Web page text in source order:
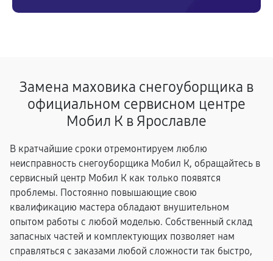
Замена маховика снегоуборщика в
официальном сервисном центре
Мобил К в Ярославле
В кратчайшие сроки отремонтируем люблю
неисправность снегоуборщика Мобил К, обращайтесь в
сервисный центр Мобил К как только появятся
проблемы. Постоянно повышающие свою
квалификацию мастера обладают внушительном
опытом работы с любой моделью. Собственный склад
запасных частей и комплектующих позволяет нам
справляться с заказами любой сложности так быстро,